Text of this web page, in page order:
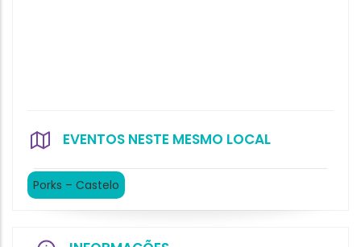
EVENTOS NESTE MESMO LOCAL
Porks – Castelo